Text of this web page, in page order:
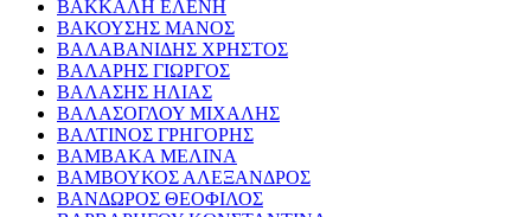
ΒΑΚΚΑΛΗ ΕΛΕΝΗ
ΒΑΚΟΥΣΗΣ ΜΑΝΟΣ
ΒΑΛΑΒΑΝΙΔΗΣ ΧΡΗΣΤΟΣ
ΒΑΛΑΡΗΣ ΓΙΩΡΓΟΣ
ΒΑΛΑΣΗΣ ΗΛΙΑΣ
ΒΑΛΑΣΟΓΛΟΥ ΜΙΧΑΛΗΣ
ΒΑΛΤΙΝΟΣ ΓΡΗΓΟΡΗΣ
ΒΑΜΒΑΚΑ ΜΕΛΙΝΑ
ΒΑΜΒΟΥΚΟΣ ΑΛΕΞΑΝΔΡΟΣ
ΒΑΝΔΩΡΟΣ ΘΕΟΦΙΛΟΣ